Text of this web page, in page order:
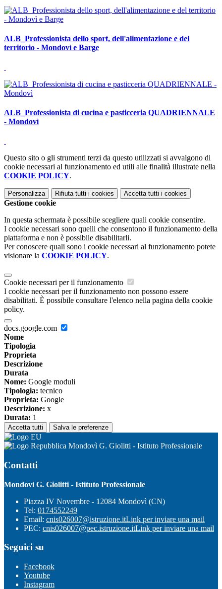
ALB_Professionista dello sport, dell'alimentazione e del
territorio - Mondovì e Barge
ALB_Professionista di cucina e pasticceria QUADRIENNALE
- Mondovì
Questo sito o gli strumenti terzi da questo utilizzati si avvalgono di
cookie necessari al funzionamento ed utili alle finalità illustrate nella
COOKIE POLICY.
Personalizza Rifiuta tutti i cookies Accetta tutti i cookies
Gestione cookie
In questa schermata è possibile scegliere quali cookie consentire.
I cookie necessari sono quelli che consentono il funzionamento della
piattaforma e non è possibile disabilitarli.
Per conoscere quali sono i cookie necessari al funzionamento potete
visionare la COOKIE POLICY.
Cookie necessari per il funzionamento
I cookie necessari per il funzionamento non possono essere
disabilitati. È possibile consultare l'elenco nella pagina della cookie
policy.
docs.google.com
Nome
Tipologia
Proprieta
Descrizione
Durata
Nome: Google moduli
Tipologia: tecnico
Proprieta: Google
Descrizione: x
Durata: 1
Accetta tutti Salva le preferenze
Mondovì G. Giolitti - Istituto Professionale
Contatti
Mondovì G. Giolitti - Istituto Professionale
Piazza IV Novembre - 12084 Mondovì (CN)
Tel: 0174552249
Email: cnis026007@istruzione.itLink per inviare una mail
PEC: cnis026007@pec.istruzione.itLink per inviare una mail
Seguici su
Facebook
Youtube
Instagram